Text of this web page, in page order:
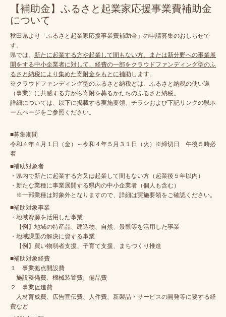
【補助金】ふるさと起業家応援事業費補助金
について
秋田県より「ふるさと起業家応援事業費補助金」の申請募集のおしらせで
す。
県では、 新たに起業する方や起業して間もない方、または新分野への事業展
開をする中小企業者に対して、経費の一部をクラウドファンディング型のふ
るさと納税により集めた寄附金をもとに補助 します。
※クラウドファンディング型のふるさと納税とは、ふるさと納税の使い道
（事業）に共感する方から寄附を募るかたちのふるさと納税。
詳細については、以下に掲載する実施要領、チラシおよび下記リンクの県ホ
ームページをご参照ください。
■募集期間
令和４年４月１日（金）～令和４年５月３１日（火）※締切日 午後５時必
着
■補助対象者
・県内で新たに起業する方又は起業して間もない方（起業後５年以内）
・新たな業種に事業展開する県内の中小企業者（個人も含む）
※一部業種は対象外となりますので、詳細は実施要領をご確認ください。
■補助対象事業
・地域資源を活用した事業
【例】地域の特産品、建造物、自然、景観等を活用した事業
・地域課題の解決に資する事業
【例】買い物弱者支援、子育て支援、まちづくり推進
■補助対象経費
１ 事業拠点開設費
施設整備費、機械装置費、備品費
２ 事業促進費
人材育成費、広告宣伝費、人件費、新製品・サービスの開発等に要する経
費など